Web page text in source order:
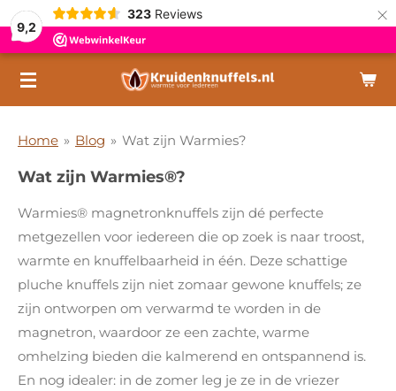
9,2
323 Reviews ×
Home » Blog » Wat zijn Warmies?
Wat zijn Warmies®?
Warmies® magnetronknuffels zijn dé perfecte
metgezellen voor iedereen die op zoek is naar troost,
warmte en knuffelbaarheid in één. Deze schattige
pluche knuffels zijn niet zomaar gewone knuffels; ze
zijn ontworpen om verwarmd te worden in de
magnetron, waardoor ze een zachte, warme
omhelzing bieden die kalmerend en ontspannend is.
En nog idealer: in de zomer leg je ze in de vriezer